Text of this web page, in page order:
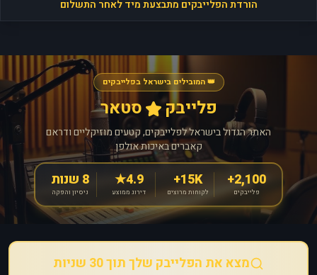
הורדת הפלייבקים מתבצעת מיד לאחר התשלום
👑 המובילים בישראל בפלייבקים
פלייבק סטאר
האתר הגדול בישראל לפלייבקים, קטעים מוזיקליים ודראם
קאברים באיכות אולפן
2,100+
פלייבקים
15K+
לקוחות מרוצים
4.9★
דירוג ממוצע
8 שנות
ניסיון והפקה
מצא את הפלייבק שלך תוך 30 שניות